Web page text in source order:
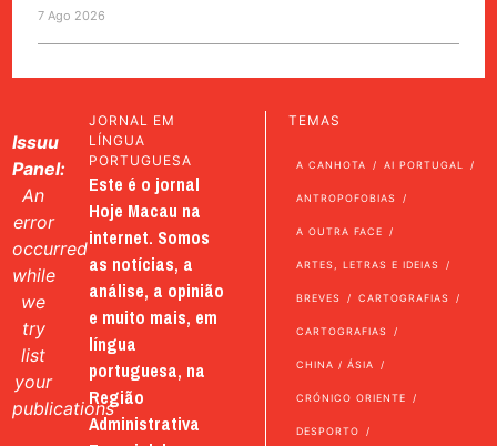
7 Ago 2026
Issuu
Panel:
An
error
occurred
while
we
try
list
your
publications
JORNAL EM
LÍNGUA
PORTUGUESA
Este é o jornal
Hoje Macau na
internet. Somos
as notícias, a
análise, a opinião
e muito mais, em
língua
portuguesa, na
Região
Administrativa
TEMAS
A CANHOTA AI PORTUGAL
ANTROPOFOBIAS
A OUTRA FACE
ARTES, LETRAS E IDEIAS
BREVES CARTOGRAFIAS
CARTOGRAFIAS
CHINA / ÁSIA
CRÓNICO ORIENTE
DESPORTO